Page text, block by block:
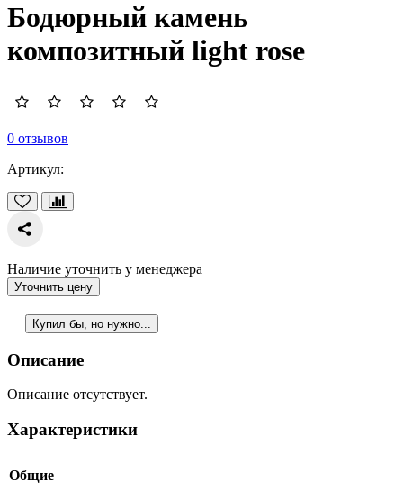
Бодюрный камень
композитный light rose
0 отзывов
Артикул:
Наличие уточнить у менеджера
Уточнить цену
Купил бы, но нужно...
Описание
Описание отсутствует.
Характеристики
Общие